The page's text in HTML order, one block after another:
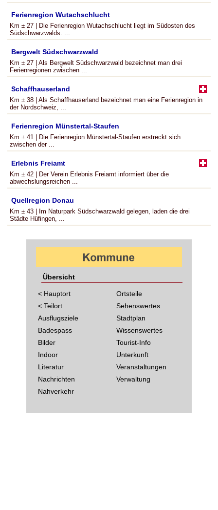
Ferienregion Wutachschlucht
Km ± 27 | Die Ferienregion Wutachschlucht liegt im Südosten des
Südschwarzwalds. ...
Bergwelt Südschwarzwald
Km ± 27 | Als Bergwelt Südschwarzwald bezeichnet man drei
Ferienregionen zwischen ...
Schaffhauserland
Km ± 38 | Als Schaffhauserland bezeichnet man eine Ferienregion in
der Nordschweiz, ...
Ferienregion Münstertal-Staufen
Km ± 41 | Die Ferienregion Münstertal-Staufen erstreckt sich
zwischen der ...
Erlebnis Freiamt
Km ± 42 | Der Verein Erlebnis Freiamt informiert über die
abwechslungsreichen ...
Quellregion Donau
Km ± 43 | Im Naturpark Südschwarzwald gelegen, laden die drei
Städte Hüfingen, ...
Übersicht
< Hauptort
< Teilort
Ausflugsziele
Badespass
Bilder
Indoor
Literatur
Nachrichten
Nahverkehr
Ortsteile
Sehenswertes
Stadtplan
Wissenswertes
Tourist-Info
Unterkunft
Veranstaltungen
Verwaltung